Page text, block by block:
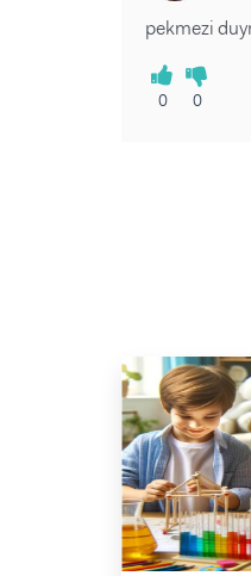
pekmezi
0 0